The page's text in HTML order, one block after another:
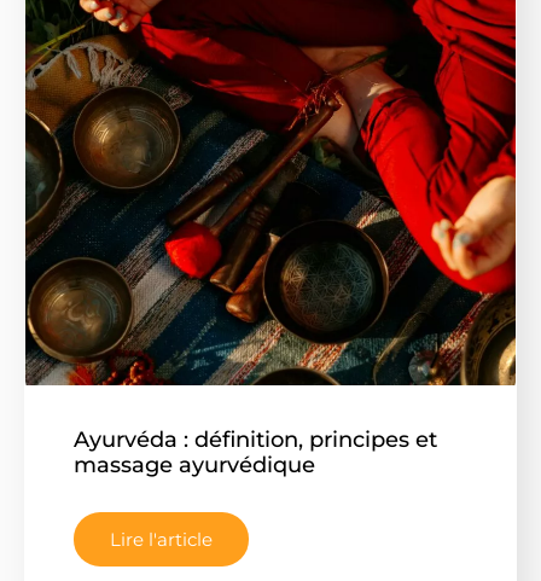
Ayurvéda : définition, principes et
massage ayurvédique
Lire l'article